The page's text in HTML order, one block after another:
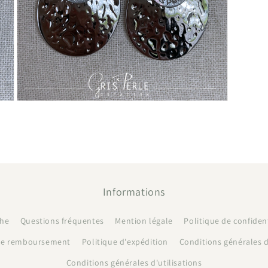
Informations
Questions fréquentes Mention légale
Politique de
remboursement
Politique d'expédition
Conditions générales
Conditions générales d'utilisations